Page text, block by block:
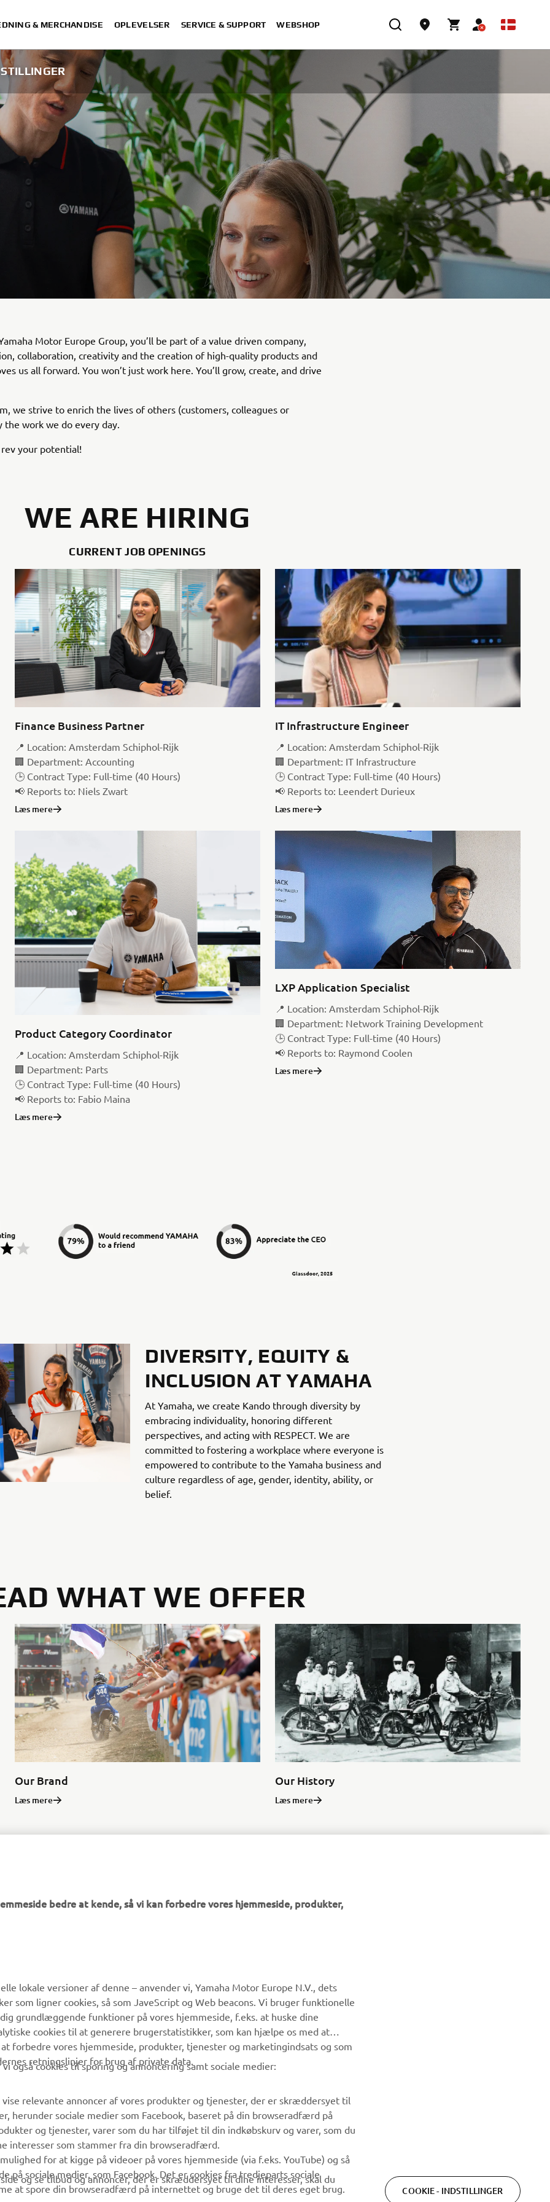
& MERCHANDISE OPLEVELSER SERVICE & SUPPORT WEBSHOP
Motor Europe Group, you’ll be part of a value driven company,
collaboration, creativity and the creation of high-quality products and
us all forward. You won’t just work here. You’ll grow, create, and drive
we strive to enrich the lives of others (customers, colleagues or
the work we do every day.​
your potential!
WE ARE HIRING
CURRENT JOB OPENINGS
Finance Business Partner
📍 Location: Amsterdam Schiphol-Rijk
🏢 Department: Accounting
🕒 Contract Type: Full-time (40 Hours)
📢 Reports to: Niels Zwart
Læs mere
IT Infrastructure Engineer
📍 Location: Amsterdam Schiphol-Rijk
🏢 Department: IT Infrastructure
🕒 Contract Type: Full-time (40 Hours)
📢 Reports to: Leendert Durieux
Læs mere
Product Category Coordinator
📍 Location: Amsterdam Schiphol-Rijk
🏢 Department: Parts
🕒 Contract Type: Full-time (40 Hours)
📢 Reports to: Fabio Maina
Læs mere
LXP Application Specialist
📍 Location: Amsterdam Schiphol-Rijk
🏢 Department: Network Training Development
🕒 Contract Type: Full-time (40 Hours)
📢 Reports to: Raymond Coolen
Læs mere
DIVERSITY, EQUITY &
INCLUSION AT YAMAHA
At Yamaha, we create Kando through diversity by
embracing individuality, honoring different
perspectives, and acting with RESPECT. We are
committed to fostering a workplace where everyone is
empowered to contribute to the Yamaha business and
culture regardless of age, gender, identity, ability, or
belief.
WHAT WE OFFER
Our Brand
Læs mere
Our History
Læs mere
MyYamaha
Yamaha Music
Yamaha Racing
Yamaha Motor Global
Kundeservice
Reservedelskatalog
Yamaha-forhandler
Håndtering af
Vær den første til at få besked om de seneste tilbud, særlige
arrangementer, nye udgivelser og meget mere.
bedre at kende, så vi kan forbedre vores hjemmeside, produkter,
lokale versioner af denne – anvender vi, Yamaha Motor Europe N.V., dets
som ligner cookies, så som JaveScript og Web beacons. Vi bruger funktionelle
grundlæggende funktioner på vores hjemmeside, f.eks. at huske dine
cookies til at generere brugerstatistikker, som kan hjælpe os med at
forbedre vores hjemmeside, produkter, tjenester og marketingindsats og som
retningslinjer for brug af private data.
også cookies til sporing og annoncering samt sociale medier:
relevante annoncer af vores produkter og tjenester, der er skræddersyet til
herunder sociale medier som Facebook, baseret på din browseradfærd på
og tjenester, varer som du har tilføjet til din indkøbskurv og varer, som du
interesser som stammer fra din browseradfærd.
for at kigge på videoer på vores hjemmeside (via f.eks. YouTube) og så
på sociale medier, som Facebook. Det er cookies fra tredjeparts sociale
at spore din browseradfærd på internettet og bruge det til deres eget brug.
og se tilbud og annoncer, der er skræddersyet til dine interesser, skal du
COOKIE - INDSTILLINGER